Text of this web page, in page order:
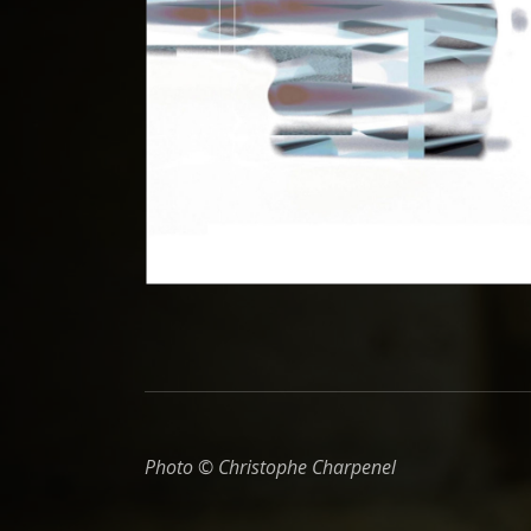
Photo © Christophe Charpenel